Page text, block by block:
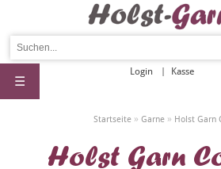
Login Kasse
☰
Startseite » Garne » Holst Garn
Holst Garn